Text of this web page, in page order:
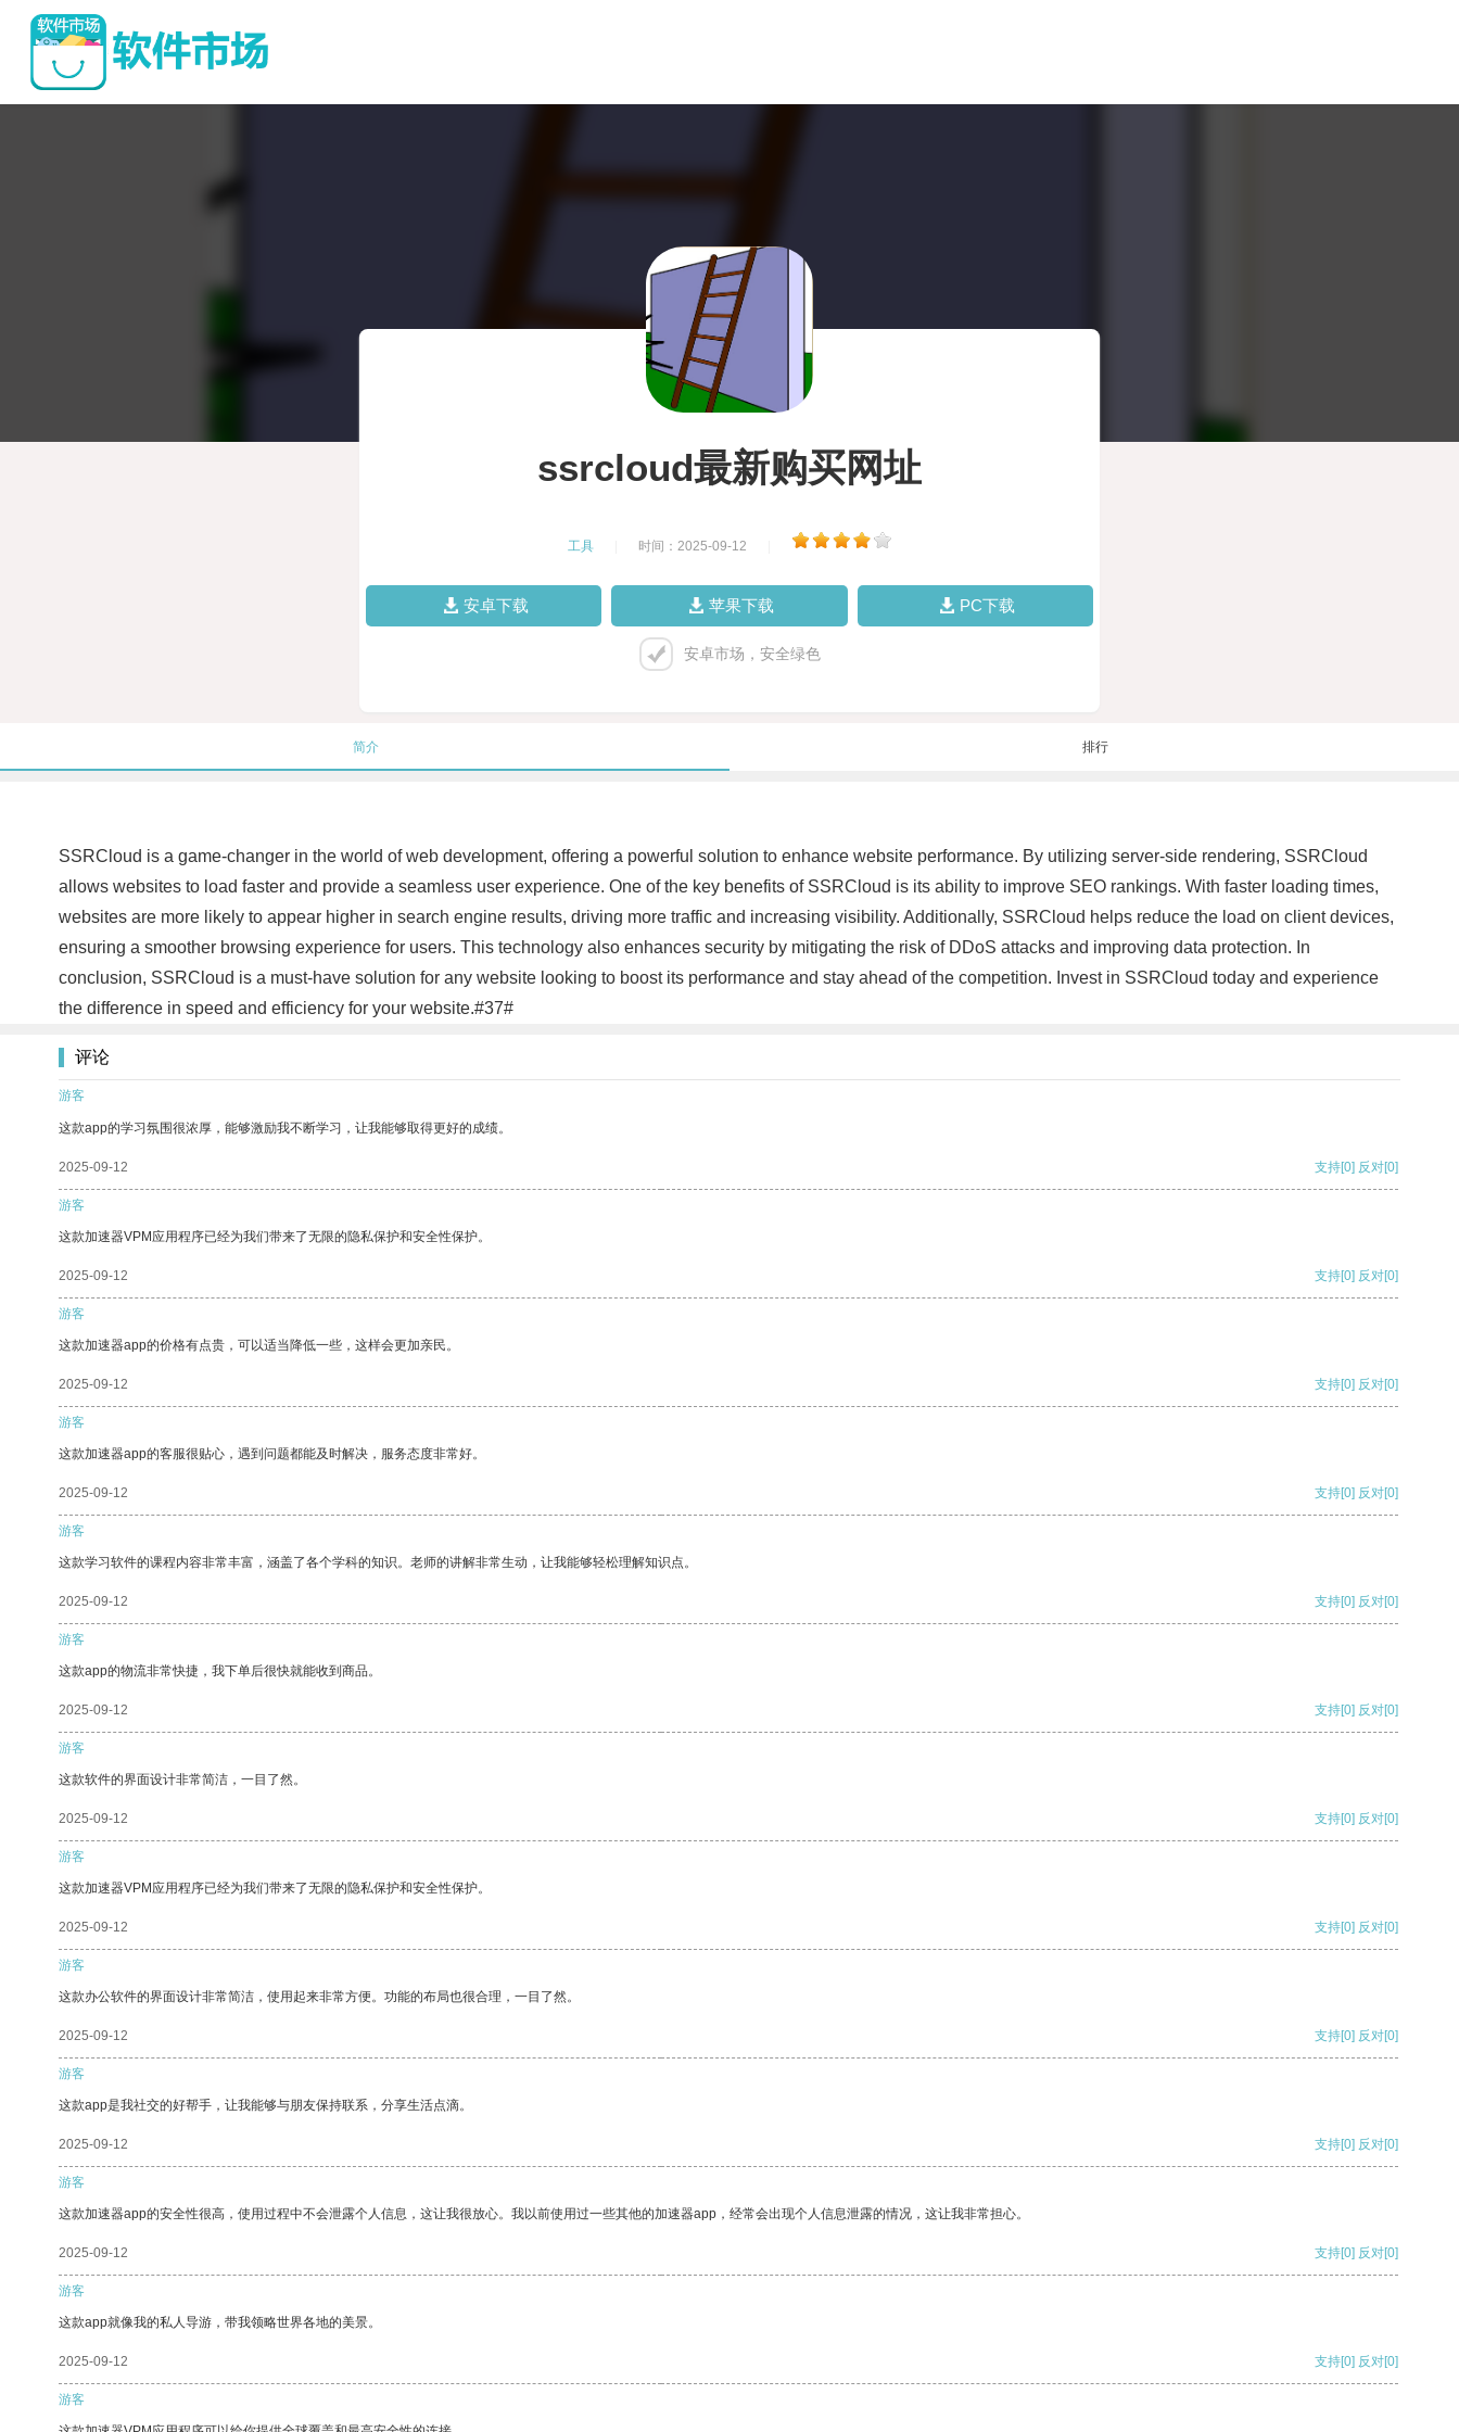
ssrcloud最新购买网址
工具 时间：2025-09-12
安卓下载 苹果下载 PC下载
安卓市场，安全绿色
简介 排行
SSRCloud is a game-changer in the world of web development, offering a powerful solution to enhance website performance. By utilizing server-side rendering, SSRCloud
allows websites to load faster and provide a seamless user experience. One of the key benefits of SSRCloud is its ability to improve SEO rankings. With faster loading times,
websites are more likely to appear higher in search engine results, driving more traffic and increasing visibility. Additionally, SSRCloud helps reduce the load on client devices,
ensuring a smoother browsing experience for users. This technology also enhances security by mitigating the risk of DDoS attacks and improving data protection. In
conclusion, SSRCloud is a must-have solution for any website looking to boost its performance and stay ahead of the competition. Invest in SSRCloud today and experience
the difference in speed and efficiency for your website.#37#
评论
游客
这款app的学习氛围很浓厚，能够激励我不断学习，让我能够取得更好的成绩。
2025-09-12 支持[0] 反对[0]
游客
这款加速器VPM应用程序已经为我们带来了无限的隐私保护和安全性保护。
2025-09-12 支持[0] 反对[0]
游客
这款加速器app的价格有点贵，可以适当降低一些，这样会更加亲民。
2025-09-12 支持[0] 反对[0]
游客
这款加速器app的客服很贴心，遇到问题都能及时解决，服务态度非常好。
2025-09-12 支持[0] 反对[0]
游客
这款学习软件的课程内容非常丰富，涵盖了各个学科的知识。老师的讲解非常生动，让我能够轻松理解知识点。
2025-09-12 支持[0] 反对[0]
游客
这款app的物流非常快捷，我下单后很快就能收到商品。
2025-09-12 支持[0] 反对[0]
游客
这款软件的界面设计非常简洁，一目了然。
2025-09-12 支持[0] 反对[0]
游客
这款加速器VPM应用程序已经为我们带来了无限的隐私保护和安全性保护。
2025-09-12 支持[0] 反对[0]
游客
这款办公软件的界面设计非常简洁，使用起来非常方便。功能的布局也很合理，一目了然。
2025-09-12 支持[0] 反对[0]
游客
这款app是我社交的好帮手，让我能够与朋友保持联系，分享生活点滴。
2025-09-12 支持[0] 反对[0]
游客
这款加速器app的安全性很高，使用过程中不会泄露个人信息，这让我很放心。我以前使用过一些其他的加速器app，经常会出现个人信息泄露的情况，这让我非常担心。
2025-09-12 支持[0] 反对[0]
游客
这款app就像我的私人导游，带我领略世界各地的美景。
2025-09-12 支持[0] 反对[0]
游客